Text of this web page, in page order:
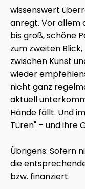
wissenswert
anregt. Vor allem
bis groß, schöne
zum zweiten
zwischen Kunst
wieder
nicht ganz
aktuell
Hände fällt. Und
Türen" – und ihre
Übrigens: Sofern
die
bzw. finanziert.